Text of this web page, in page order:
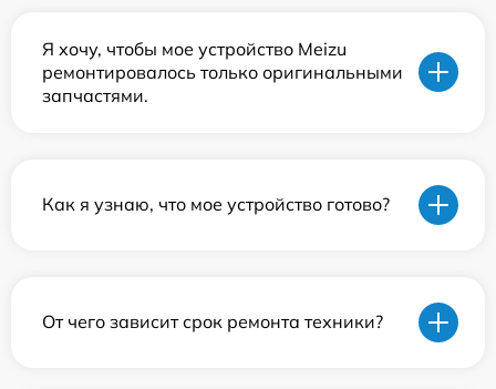
Я хочу, чтобы мое устройство Meizu
ремонтировалось только оригинальными
запчастями.
Как я узнаю, что мое устройство готово?
От чего зависит срок ремонта техники?